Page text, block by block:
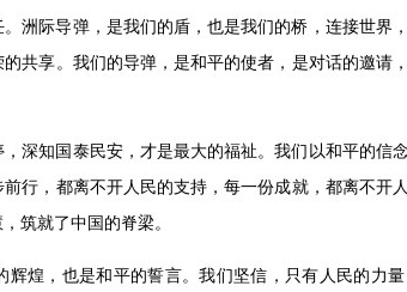
洲际导弹，是我们的盾，也是我们的桥，连接世界
共享。我们的导弹，是和平的使者，是对话的邀请
深知国泰民安，才是最大的福祉。我们以和平的信
行，都离不开人民的支持，每一份成就，都离不开
筑就了中国的脊梁。
煌，也是和平的誓言。我们坚信，只有人民的力